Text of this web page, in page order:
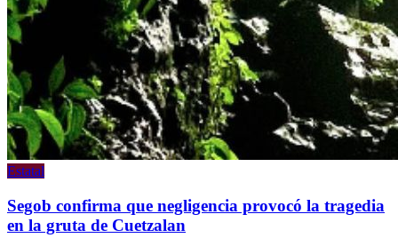
Estatal
Segob confirma que negligencia provocó la tragedia
en la gruta de Cuetzalan